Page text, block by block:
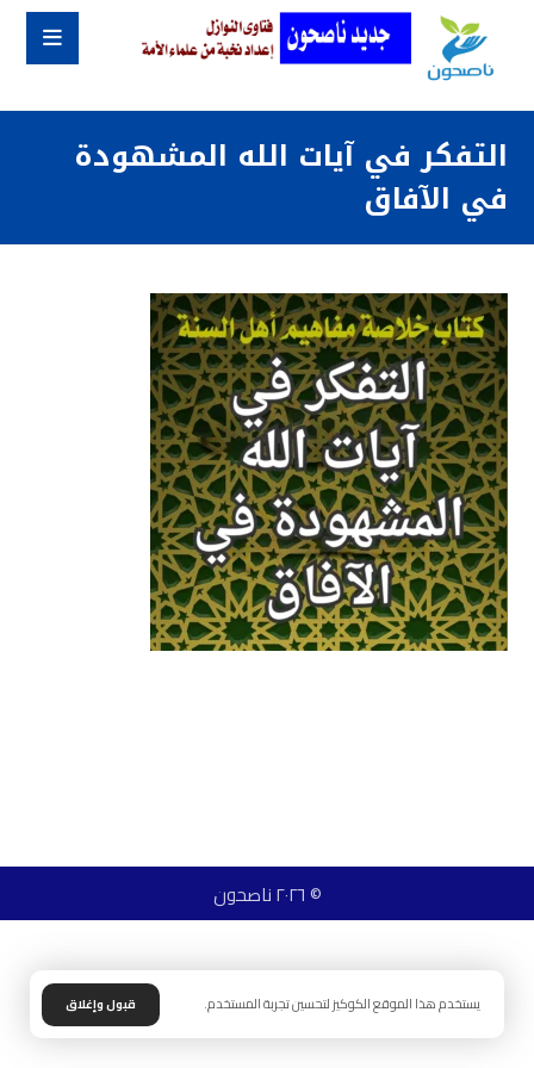
التفكر في آيات الله المشهودة
في الآفاق
© ٢٠٢٦ ناصحون
يستخدم هذا الموقع الكوكيز لتحسين تجربة المستخدم. قبول وإغلاق